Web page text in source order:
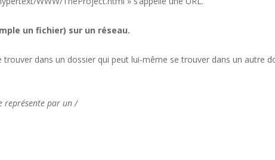
un fichier) sur un réseau.
dans un dossier qui peut lui-même se trouver dans un autre
représente par un /